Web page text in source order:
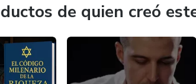
de quien creó